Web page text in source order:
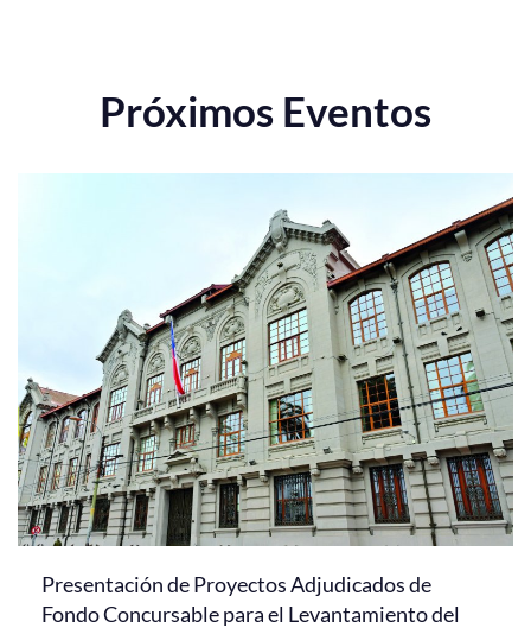
Próximos Eventos
Presentación de Proyectos Adjudicados de
Fondo Concursable para el Levantamiento del